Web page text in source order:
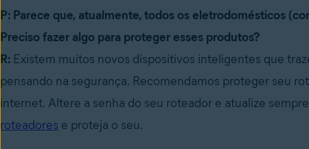
P: Parece que, atualmente, todos os eletrodomésticos
Preciso fazer algo para proteger esses produtos?
R: Existem muitos novos dispositivos inteligentes que
pensando na segurança. Recomendamos proteger seu
internet. Altere a senha do seu roteador e atualize
roteadores e proteja o seu.